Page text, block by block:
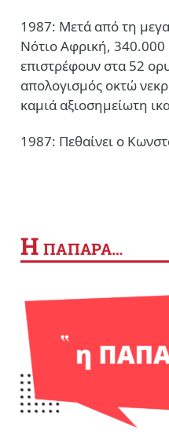
1987: Μετά από τη
Νότιο Αφρική, 340.000
επιστρέφουν στα 52
απολογισμός οκτώ
καμιά αξιοσημείωτη
1987: Πεθαίνει ο
Η ΠΑΠΑΡΑ…